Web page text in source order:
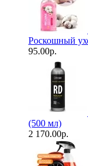
Роскошный
95.00р.
(500 мл)
2 170.00р.